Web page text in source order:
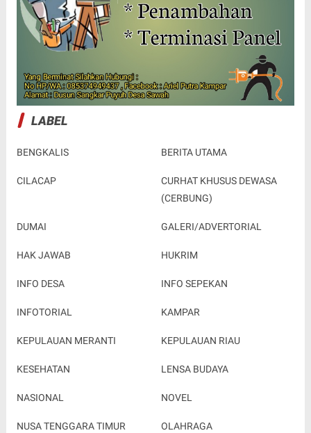
LABEL
BENGKALIS BERITA UTAMA
CILACAP
CURHAT KHUSUS DEWASA
(CERBUNG)
DUMAI GALERI/ADVERTORIAL
HAK JAWAB HUKRIM
INFO DESA INFO SEPEKAN
INFOTORIAL KAMPAR
KEPULAUAN MERANTI KEPULAUAN RIAU
KESEHATAN LENSA BUDAYA
NASIONAL NOVEL
NUSA TENGGARA TIMUR OLAHRAGA